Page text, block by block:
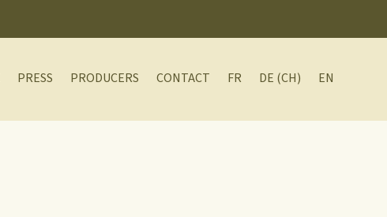
PRESS PRODUCERS CONTACT FR DE (CH) EN